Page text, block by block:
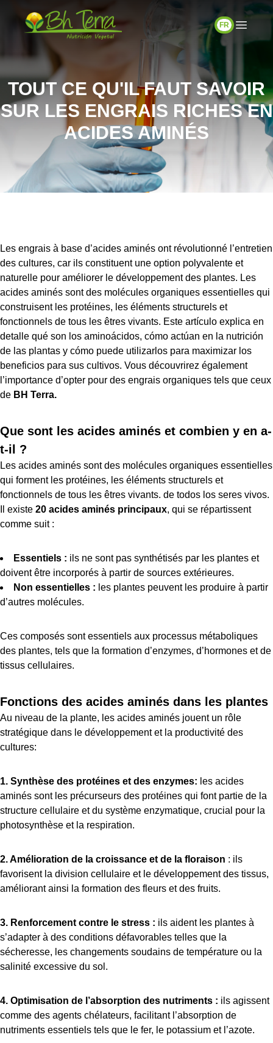
FR
TOUT CE QU'IL FAUT SAVOIR
SUR LES ENGRAIS RICHES EN
ACIDES AMINÉS
Les engrais à base d’acides aminés ont révolutionné l’entretien
des cultures, car ils constituent une option polyvalente et
naturelle pour améliorer le développement des plantes. Les
acides aminés sont des molécules organiques essentielles qui
construisent les protéines, les éléments structurels et
fonctionnels de tous les êtres vivants. Este artículo explica en
detalle qué son los aminoácidos, cómo actúan en la nutrición
de las plantas y cómo puede utilizarlos para maximizar los
beneficios para sus cultivos. Vous découvrirez également
l’importance d’opter pour des engrais organiques tels que ceux
de BH Terra.
Que sont les acides aminés et combien y en a-
t-il ?
Les acides aminés sont des molécules organiques essentielles
qui forment les protéines, les éléments structurels et
fonctionnels de tous les êtres vivants. de todos los seres vivos.
Il existe 20 acides aminés principaux, qui se répartissent
comme suit :
Essentiels : ils ne sont pas synthétisés par les plantes et
doivent être incorporés à partir de sources extérieures.
Non essentielles : les plantes peuvent les produire à partir
d’autres molécules.
Ces composés sont essentiels aux processus métaboliques
des plantes, tels que la formation d’enzymes, d’hormones et de
tissus cellulaires.
Fonctions des acides aminés dans les plantes
Au niveau de la plante, les acides aminés jouent un rôle
stratégique dans le développement et la productivité des
cultures:
1. Synthèse des protéines et des enzymes: les acides
aminés sont les précurseurs des protéines qui font partie de la
structure cellulaire et du système enzymatique, crucial pour la
photosynthèse et la respiration.
2. Amélioration de la croissance et de la floraison : ils
favorisent la division cellulaire et le développement des tissus,
améliorant ainsi la formation des fleurs et des fruits.
3. Renforcement contre le stress : ils aident les plantes à
s’adapter à des conditions défavorables telles que la
sécheresse, les changements soudains de température ou la
salinité excessive du sol.
4. Optimisation de l’absorption des nutriments : ils agissent
comme des agents chélateurs, facilitant l’absorption de
nutriments essentiels tels que le fer, le potassium et l’azote.